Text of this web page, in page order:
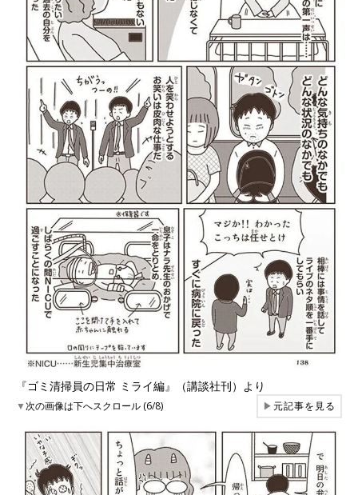
『ゴミ清掃員の日常 ミライ編』（講談社刊）より
▼次の画像は下へスクロール (6/8) ▶元記事を見る